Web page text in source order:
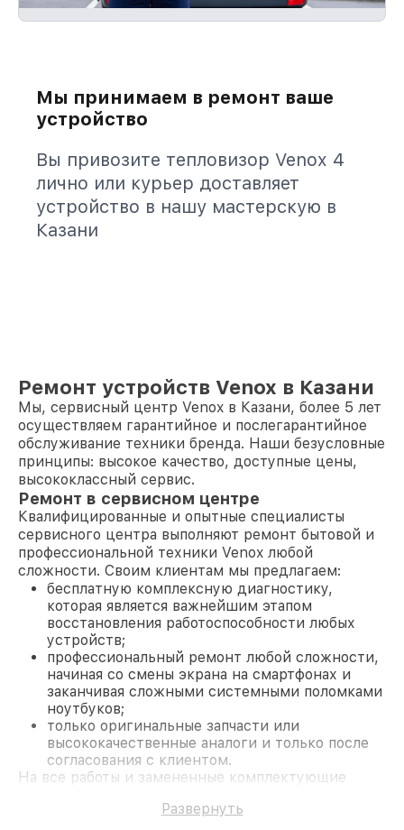
Мы принимаем в ремонт ваше
устройство
Вы привозите тепловизор Venox 4
лично или курьер доставляет
устройство в нашу мастерскую в
Казани
Ремонт устройств Venox в Казани
Мы, сервисный центр Venox в Казани, более 5 лет
осуществляем гарантийное и послегарантийное
обслуживание техники бренда. Наши безусловные
принципы: высокое качество, доступные цены,
высококлассный сервис.
Ремонт в сервисном центре
Квалифицированные и опытные специалисты
сервисного центра выполняют ремонт бытовой и
профессиональной техники Venox любой
сложности. Своим клиентам мы предлагаем:
бесплатную комплексную диагностику,
которая является важнейшим этапом
восстановления работоспособности любых
устройств;
профессиональный ремонт любой сложности,
начиная со смены экрана на смартфонах и
заканчивая сложными системными поломками
ноутбуков;
только оригинальные запчасти или
высококачественные аналоги и только после
согласования с клиентом.
На все работы и замененные комплектующие
поломки по условиям гарантии, мы бесплатно
Развернуть